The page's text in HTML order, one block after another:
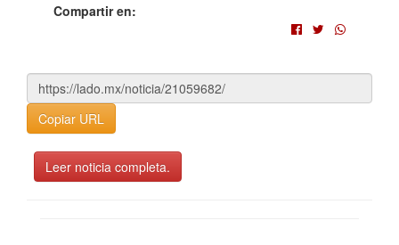
Compartir en:
Copiar URL
Leer noticia completa.